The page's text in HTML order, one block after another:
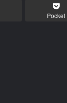
Pocket